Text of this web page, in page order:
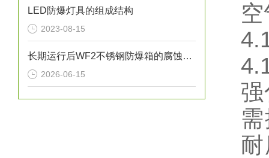
LED防爆灯具的组成结构
2023-08-15
长期运行后WF2不锈钢防爆箱的腐蚀点检查方法
2026-06-15